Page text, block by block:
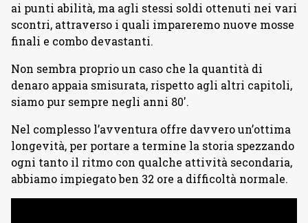
ai punti abilità, ma agli stessi soldi ottenuti nei vari
scontri, attraverso i quali impareremo nuove mosse
finali e combo devastanti.
Non sembra proprio un caso che la quantità di
denaro appaia smisurata, rispetto agli altri capitoli,
siamo pur sempre negli anni 80′.
Nel complesso l’avventura offre davvero un’ottima
longevità, per portare a termine la storia spezzando
ogni tanto il ritmo con qualche attività secondaria,
abbiamo impiegato ben 32 ore a difficoltà normale.